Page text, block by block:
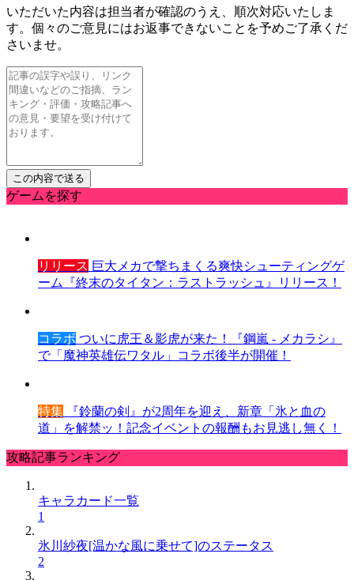
いただいた内容は担当者が確認のうえ、順次対応いたしま
す。個々のご意見にはお返事できないことを予めご了承くだ
さいませ。
ゲームを探す
リリース 巨大メカで撃ちまくる爽快シューティングゲ
ーム『終末のタイタン：ラストラッシュ』リリース！
コラボ ついに虎王＆影虎が来た！『鋼嵐 - メカラシ』
で「魔神英雄伝ワタル」コラボ後半が開催！
特集 『鈴蘭の剣』が2周年を迎え、新章「氷と血の
道」を解禁ッ！記念イベントの報酬もお見逃し無く！
攻略記事ランキング
キャラカード一覧
1
氷川紗夜[温かな風に乗せて]のステータス
2